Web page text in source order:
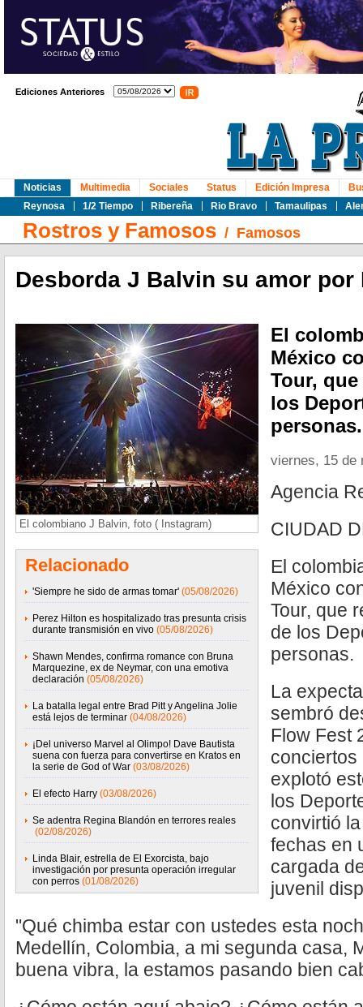
Ediciones Anteriores
Noticias
Reynosa
1/2 Tiempo Ribereña Rio Bravo Tamaulipas
Multimedia Sociales Status Edición Impresa
Rostros y Famosos / Famosos
Desborda J Balvin su amor por
El colombiano J Balvin, foto ( Instagram)
Relacionado
'Siempre he sido de armas tomar' (05/08/2026)
Perez Hilton es hospitalizado tras presunta crisis
durante transmisión en vivo (05/08/2026)
Shawn Mendes, confirma romance con Bruna
Marquezine, ex de Neymar, con una emotiva
declaración (05/08/2026)
La batalla legal entre Brad Pitt y Angelina Jolie
está lejos de terminar (04/08/2026)
¡Del universo Marvel al Olimpo! Dave Bautista
suena con fuerza para convertirse en Kratos en
la serie de God of War (03/08/2026)
El efecto Harry (03/08/2026)
Se adentra Regina Blandón en terrores reales
(02/08/2026)
Linda Blair, estrella de El Exorcista, bajo
investigación por presunta operación irregular
con perros (01/08/2026)
El
México
Tour,
los
personas.
viernes, 15 de
Agencia
CIUDAD
El
México
Tour, que
de los
personas.
La
sembró
Flow Fest
conciertos
explotó
los
convirtió
fechas en
cargada
juvenil
"Qué chimba estar con ustedes esta
Medellín, Colombia, a mi segunda casa,
buena vibra, la estamos pasando bien